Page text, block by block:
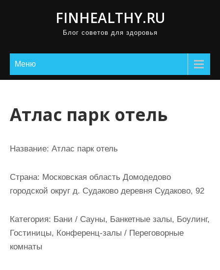
FINHEALTHY.RU
Блог советов для здоровья
Меню
Атлас парк отель
Название: Атлас парк отель
Страна: Московская область Домодедово
городской округ д. Судаково деревня Судаково, 92
Категория: Бани / Сауны, Банкетные залы, Боулинг,
Гостиницы, Конференц-залы / Переговорные
комнаты